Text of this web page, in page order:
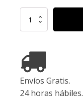
ACEITE
1000
MG,
60
Capsulas
cantidad
Envíos Gratis.
24 horas hábiles.